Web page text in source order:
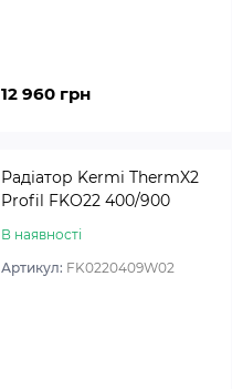
12 960 грн
Радіатор Kermi ThermX2
Profil FKO22 400/900
В наявності
Артикул: FK0220409W02